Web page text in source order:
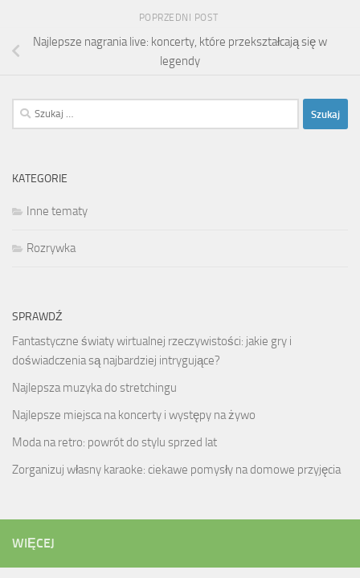
POPRZEDNI POST
Najlepsze nagrania live: koncerty, które przekształcają się w
legendy
Szukaj:
KATEGORIE
Inne tematy
Rozrywka
SPRAWDŹ
Fantastyczne światy wirtualnej rzeczywistości: jakie gry i
doświadczenia są najbardziej intrygujące?
Najlepsza muzyka do stretchingu
Najlepsze miejsca na koncerty i występy na żywo
Moda na retro: powrót do stylu sprzed lat
Zorganizuj własny karaoke: ciekawe pomysły na domowe przyjęcia
WIĘCEJ